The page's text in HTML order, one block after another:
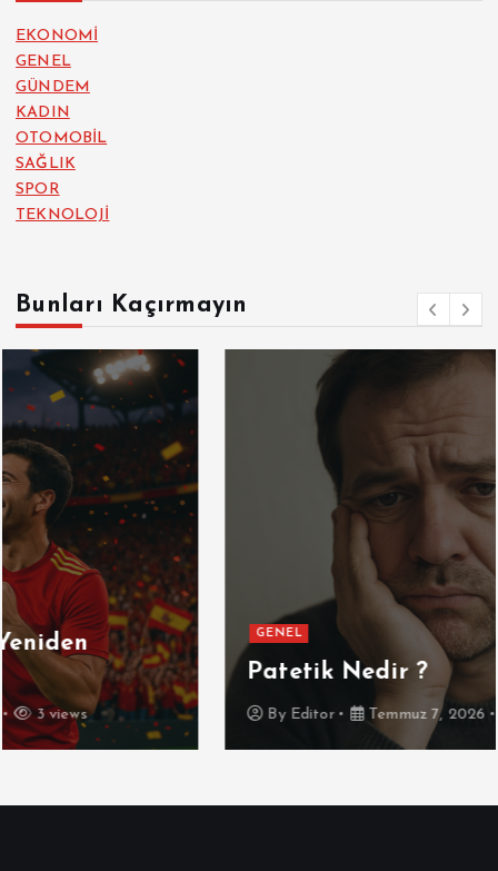
EKONOMİ
GENEL
GÜNDEM
KADIN
OTOMOBİL
SAĞLIK
SPOR
TEKNOLOJİ
Bunları Kaçırmayın
GENEL
Patetik Nedir ?
ByEditor Temmuz 7, 2026 5 views